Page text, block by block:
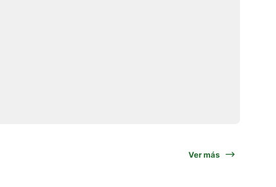
Ver más